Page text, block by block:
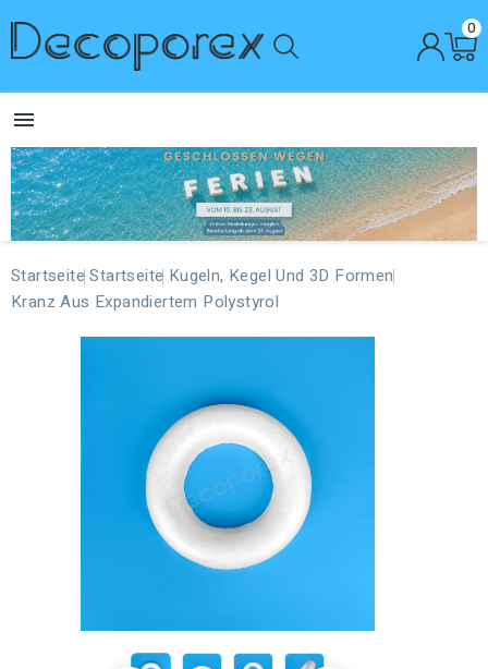
0

Startseite Startseite Kugeln, Kegel Und 3D Formen
Kranz Aus Expandiertem Polystyrol